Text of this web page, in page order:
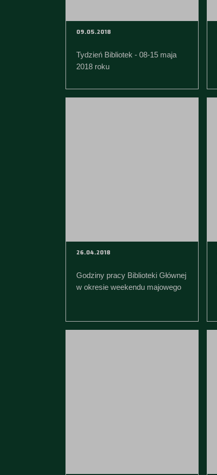
09.05.2018
Tydzień Bibliotek - 08-15 maja
2018 roku
26.04.2018
Godziny pracy Biblioteki Głównej
w okresie weekendu majowego